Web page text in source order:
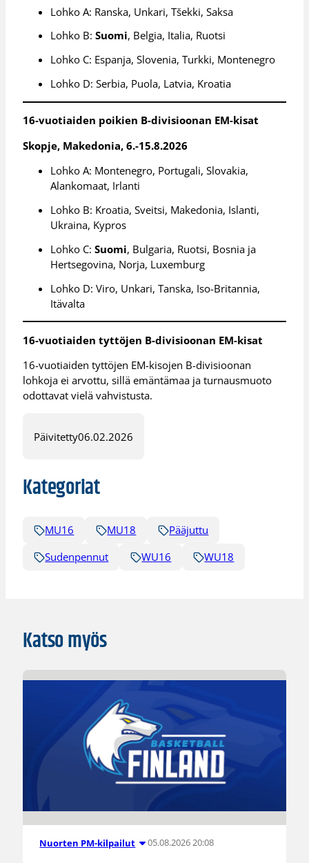
Lohko A: Ranska, Unkari, Tšekki, Saksa
Lohko B:Suomi, Belgia, Italia, Ruotsi
Lohko C: Espanja, Slovenia, Turkki, Montenegro
Lohko D: Serbia, Puola, Latvia, Kroatia
16-vuotiaiden poikien B-divisioonan EM-kisat
Skopje, Makedonia, 6.-15.8.2026
Lohko A: Montenegro, Portugali, Slovakia,
Alankomaat, Irlanti
Lohko B: Kroatia, Sveitsi, Makedonia, Islanti,
Ukraina, Kypros
Lohko C:Suomi, Bulgaria, Ruotsi, Bosnia ja
Hertsegovina, Norja, Luxemburg
Lohko D: Viro, Unkari, Tanska, Iso-Britannia,
Itävalta
16-vuotiaiden tyttöjen B-divisioonan EM-kisat
16-vuotiaiden tyttöjen EM-kisojen B-divisioonan
lohkoja ei arvottu, sillä emäntämaa ja turnausmuoto
odottavat vielä vahvistusta.
Päivitetty06.02.2026
Kategoriat
MU16 MU18
Pääjuttu
Sudenpennut
WU16 WU18
Katso myös
Nuorten PM-kilpailut 05.08.2026 20:08